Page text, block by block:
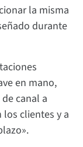
la misma
durante
en mano,
canal a
clientes y a